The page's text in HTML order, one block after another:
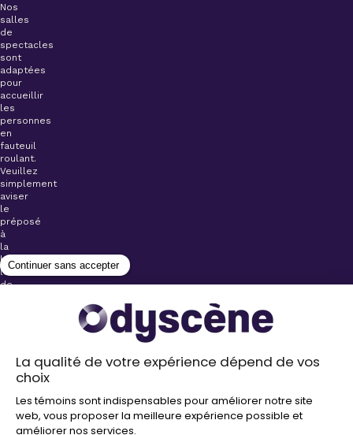
Nos
salles
de
spectacles
sont
adaptées
pour
accueillir
les
personnes
en
fauteuil
roulant.
Veuillez
simplement
aviser
le
préposé
à
la
billetterie
lors
de
Stationnements
proximité de
nos salles
Politique de